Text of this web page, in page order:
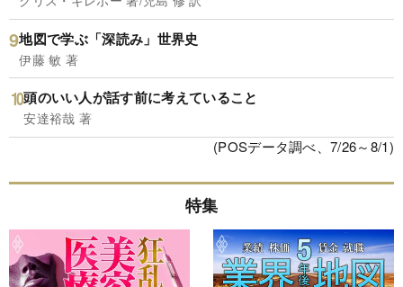
地図で学ぶ「深読み」世界史
伊藤 敏 著
頭のいい人が話す前に考えていること
安達裕哉 著
(POSデータ調べ、7/26～8/1)
特集